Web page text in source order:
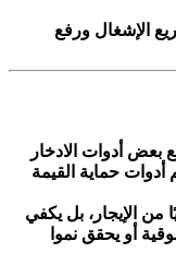
الإشغال ورفع
أدوات الادخار
أدوات حماية القيمة
من الإيجار، بل يكفي
أو يحقق نموا